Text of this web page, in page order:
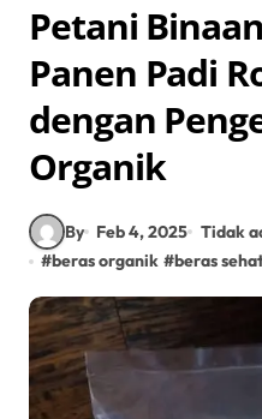
Petani
Panen Padi
dengan
Organik
By Feb 4, 2025 Tidak
#beras organik #beras